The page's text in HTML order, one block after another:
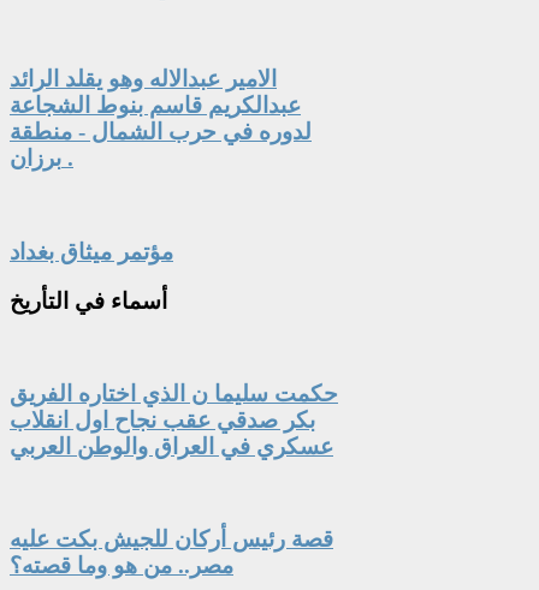
الامير عبدالاله وهو يقلد الرائد
عبدالكريم قاسم بنوط الشجاعة
لدوره في حرب الشمال - منطقة
برزان .
مؤتمر ميثاق بغداد
أسماء في التأريخ
حكمت سليما ن الذي اختاره الفريق
بكر صدقي عقب نجاح اول انقلاب
عسكري في العراق والوطن العربي
قصة رئيس أركان للجيش بكت عليه
مصر.. من هو وما قصته؟